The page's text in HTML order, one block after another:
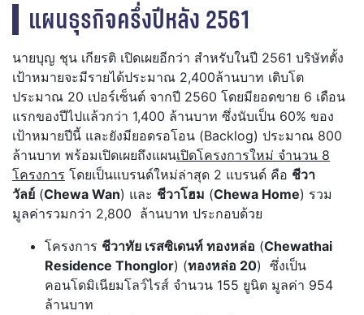
แผนธุรกิจครึ่งปีหลัง 2561
นายบุญ ชุน เกียรติ เปิดเผยอีกว่า สำหรับในปี 2561 บริษัทตั้ง
เป้าหมายจะมีรายได้ประมาณ 2,400ล้านบาท เติบโต
ประมาณ 20 เปอร์เซ็นต์ จากปี 2560 โดยมียอดขาย 6 เดือน
แรกของปีไปแล้วกว่า 1,400 ล้านบาท ซึ่งนับเป็น 60% ของ
เป้าหมายปีนี้ และยังมียอดรอโอน (Backlog) ประมาณ 800
ล้านบาท พร้อมเปิดเผยถึงแผนเปิดโครงการใหม่ จำนวน 8
โครงการ โดยเป็นแบรนด์ใหม่ล่าสุด 2 แบรนด์ คือ ชีวา
วัลย์ (Chewa Wan) และ ชีวาโฮม (Chewa Home) รวม
มูลค่ารวมกว่า 2,800 ล้านบาท ประกอบด้วย
โครงการ ชีวาทัย เรสซิเดนท์ ทองหล่อ (Chewathai
Residence Thonglor) (ทองหล่อ 20) ซึ่งเป็น
คอนโดมิเนียมโลว์ไรส์ จำนวน 155 ยูนิต มูลค่า 954
ล้านบาท